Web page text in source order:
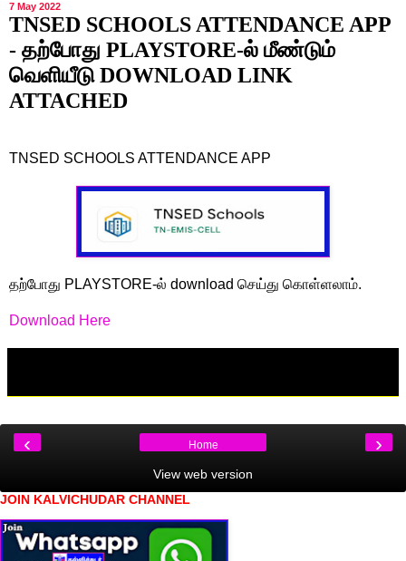
7 May 2022
TNSED SCHOOLS ATTENDANCE APP
- தற்போது PLAYSTORE-ல் மீண்டும்
வெளியீடு DOWNLOAD LINK
ATTACHED
TNSED SCHOOLS ATTENDANCE APP
தற்போது PLAYSTORE-ல் download செய்து கொள்ளலாம்.
Download Here
‹ ›
Home
View web version
JOIN KALVICHUDAR CHANNEL